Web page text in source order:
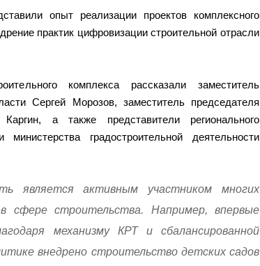
опыт реализации проектов комплексного
практик цифровизации строительной отрасли
комплекса рассказали заместитель
Сергей Морозов, заместитель председателя
а также представители регионального
министерства градостроительной деятельности
является активным участником многих
сфере строительства. Например, впервые
механизму КРТ и сбалансированной
внедрено строительство детских садов